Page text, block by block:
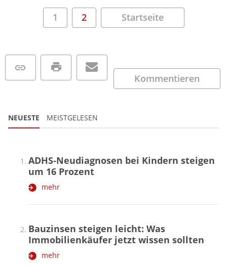
1 2 Startseite
Kommentieren
NEUESTE MEISTGELESEN
ADHS-Neudiagnosen bei Kindern steigen
um 16 Prozent
mehr
Bauzinsen steigen leicht: Was
Immobilienkäufer jetzt wissen sollten
mehr